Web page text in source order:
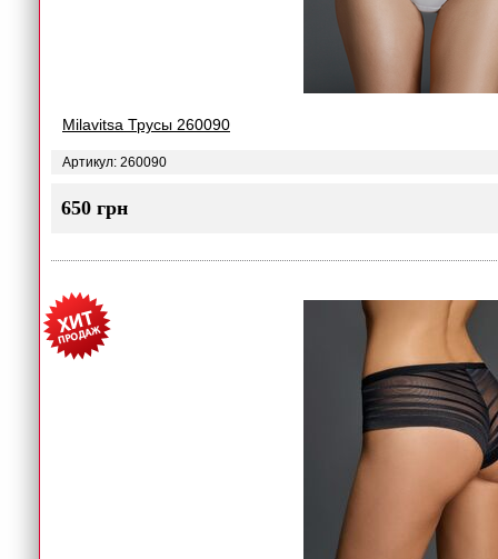
Milavitsa Трусы 260090
Артикул: 260090
650 грн